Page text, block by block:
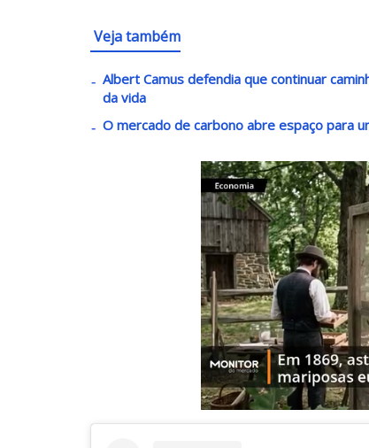
Veja também
Albert Camus defendia que continuar
da vida
O mercado de carbono abre espaço para